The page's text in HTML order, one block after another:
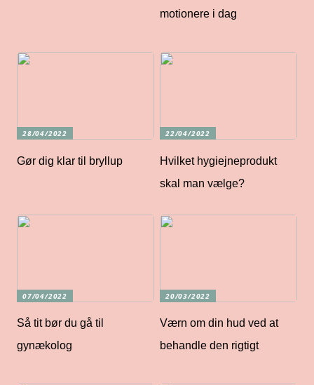
motionere i dag
28/04/2022
Gør dig klar til bryllup
22/04/2022
Hvilket hygiejneprodukt
skal man vælge?
07/04/2022
Så tit bør du gå til
gynækolog
20/03/2022
Værn om din hud ved at
behandle den rigtigt